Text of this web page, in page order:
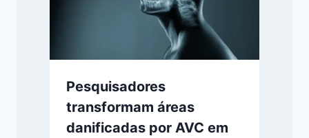
Pesquisadores
transformam áreas
danificadas por AVC em